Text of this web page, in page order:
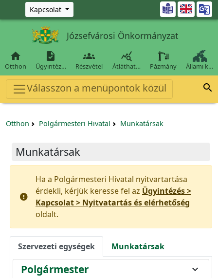
Ugrás a fő tartalomra
Kapcsolat 
Józsefvárosi Önkormányzat

Otthon

Ügyintéz…

Részvétel

Átláthat… Pázmány Állami k…
Válasszon a menüpontok közül 
Otthon Polgármesteri Hivatal Munkatársak
Munkatársak
Ha a Polgármesteri Hivatal nyitvartartása
érdekli, kérjük keresse fel az Ügyintézés >
Kapcsolat > Nyitvatartás és elérhetőség
oldalt.
Szervezeti egységek Munkatársak
Polgármester expand_more